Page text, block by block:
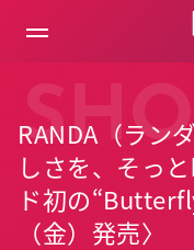
RANDA（ラン
しさを、そっ
ド初の
（金）発売〉